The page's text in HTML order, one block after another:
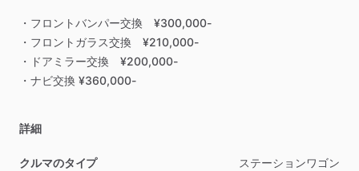
・フロントバンパー交換
¥300,000-
・フロントガラス交換
¥210,000-
・ドアミラー交換
¥200,000-
・ナビ交換 ¥360,000-
詳細
クルマのタイプ ステーションワゴン